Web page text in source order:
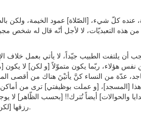
صلاة، عنده كلّ شيء، [الصّلاة] عمود الخيمة،
من هذه التعبديّات، لا لأجل أنّه قال له شخص
أن يلتفت الطبيب جيّداً، لا يأتي بعمل خلاف
نفس هؤلاء، ربّما يكون متموّلاً [و لكن] لا
عدّة من النساء كنَّ يأتيْنَ هناك من أقصى
[المسجد]، [و عملت بوظيفتي] ترى من أماكن
والحوالات] أيضاً تُترك!! [بحسب الظّاهر] لا
رزقها.